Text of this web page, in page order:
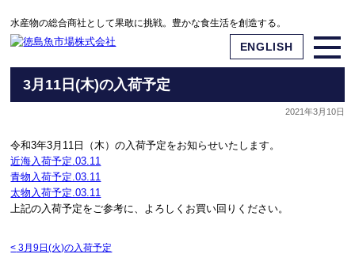
水産物の総合商社として果敢に挑戦。豊かな食生活を創造する。
ENGLISH
3月11日(木)の入荷予定
2021年3月10日
令和3年3月11日（木）の入荷予定をお知らせいたします。
近海入荷予定.03.11
青物入荷予定.03.11
太物入荷予定.03.11
上記の入荷予定をご参考に、よろしくお買い回りください。
< 3月9日(火)の入荷予定